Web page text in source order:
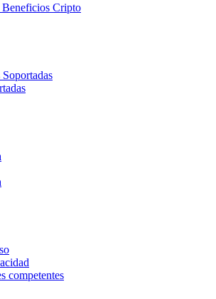
Beneficios Cripto
competentes